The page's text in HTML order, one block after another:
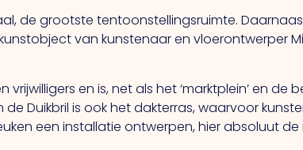
de grootste tentoonstellingsruimte.
van kunstenaar en vloerontwerper
en is, net als het ‘marktplein’ en de
Duikbril is ook het dakterras, waarvoor
een installatie ontwerpen, hier absoluut